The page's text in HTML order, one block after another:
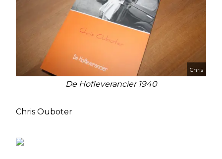
Chris
De Hofleverancier 1940
Chris Ouboter